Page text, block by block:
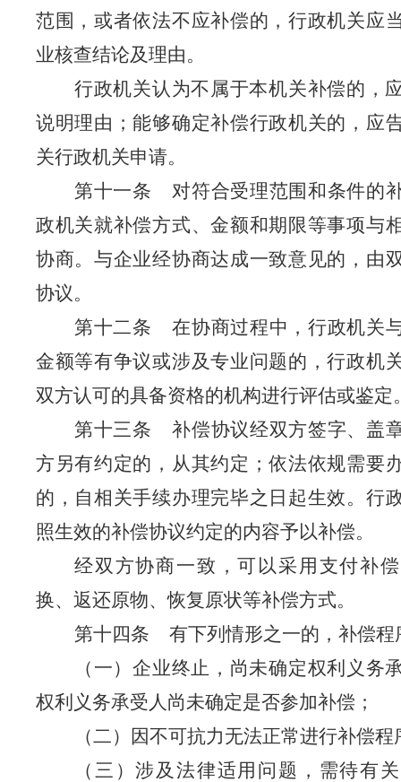
范围，或者依法不应补偿的，行政机关应
业核查结论及理由。
行政机关认为不属于本机关补偿的，
说明理由；能够确定补偿行政机关的，应
关行政机关申请。
第十一条
对符合受理范围和条件的
政机关就补偿方式、金额和期限等事项与
协商。与企业经协商达成一致意见的，由
协议。
第十二条
在协商过程中，行政机关
金额等有争议或涉及专业问题的，行政机
双方认可的具备资格的机构进行评估或鉴定
第十三条
补偿协议经双方签字、盖
方另有约定的，从其约定；依法依规需要
的，自相关手续办理完毕之日起生效。行
照生效的补偿协议约定的内容予以补偿。
经双方协商一致，可以采用支付补
换、返还原物、恢复原状等补偿方式。
第十四条
有下列情形之一的，补偿程
（一）企业终止，尚未确定权利义务
权利义务承受人尚未确定是否参加补偿；
（二）因不可抗力无法正常进行补偿程
（三）涉及法律适用问题，需待有